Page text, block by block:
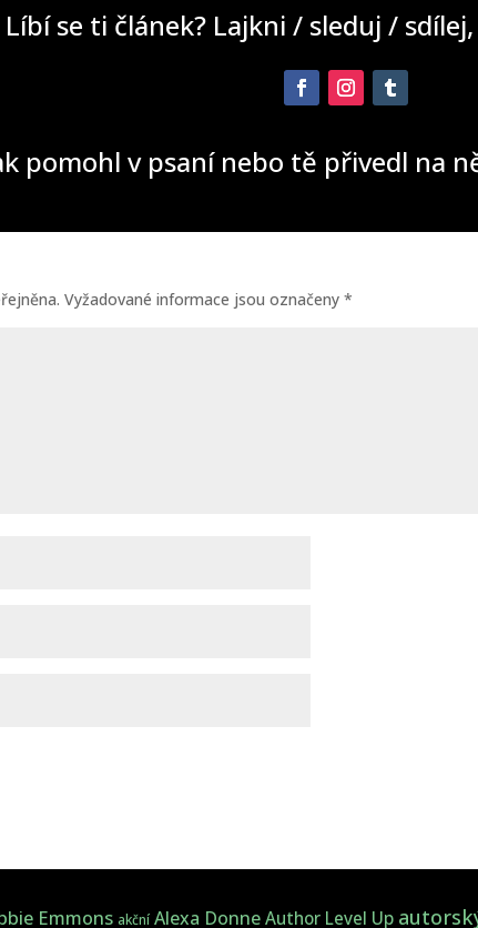
Líbí se ti článek? Lajkni / sleduj /
pomohl v psaní nebo tě přivedl na
Vyžadované informace jsou označeny*
Emmons akční Alexa DonneAuthor Level Up